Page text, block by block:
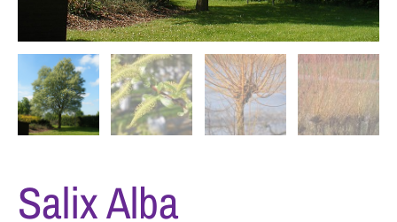
Salix Alba